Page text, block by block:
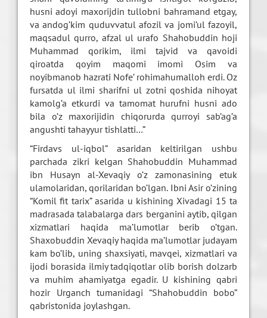
husni adoyi maxorijdin tullobni bahramand etgay,
va andog’kim quduvvatul afozil va jomi’ul fazoyil,
maqsadul qurro, afzal ul urafo Shahobuddin hoji
Muhammad qorikim, ilmi tajvid va qavoidi
qiroatda qoyim maqomi imomi Osim va
noyibmanob hazrati Nofe’ rohimahumalloh erdi. Oz
fursatda ul ilmi sharifni ul zotni qoshida nihoyat
kamolg’a etkurdi va tamomat hurufni husni ado
bila o’z maxorijidin chiqorurda qurroyi sab’ag’a
angushti tahayyur tishlatti…”
“Firdavs ul-iqbol” asaridan keltirilgan ushbu
parchada zikri kelgan Shahobuddin Muhammad
ibn Husayn al-Xevaqiy o’z zamonasining etuk
ulamolaridan, qorilaridan bo’lgan. Ibni Asir o’zining
“Komil fit tarix” asarida u kishining Xivadagi 15 ta
madrasada talabalarga dars berganini aytib, qilgan
xizmatlari haqida ma’lumotlar berib o’tgan.
Shaxobuddin Xevaqiy haqida ma’lumotlar judayam
kam bo’lib, uning shaxsiyati, mavqei, xizmatlari va
ijodi borasida ilmiy tadqiqotlar olib borish dolzarb
va muhim ahamiyatga egadir. U kishining qabri
hozir Urganch tumanidagi “Shahobuddin bobo”
qabristonida joylashgan.